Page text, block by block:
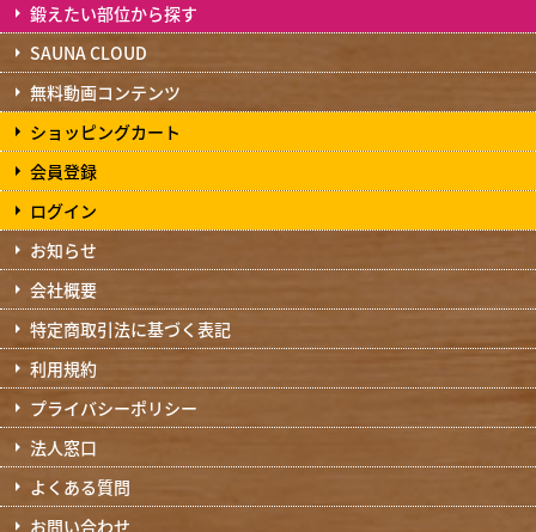
鍛えたい部位から探す
SAUNA CLOUD
無料動画コンテンツ
ショッピングカート
会員登録
ログイン
お知らせ
会社概要
特定商取引法に基づく表記
利用規約
プライバシーポリシー
法人窓口
よくある質問
お問い合わせ